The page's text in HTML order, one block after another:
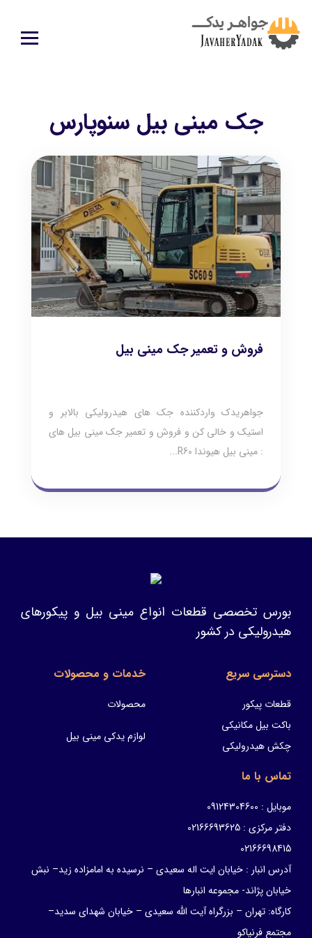
جک مینی بیل سنوپارس
فروش و تعمیر جک مینی بیل
جواهریدک واردکننده جک های هیدرولیکی بالابر و
استیک و خالی کن و فروش و تعمیر جک مینی بیل های
: مینی بیل هیوندا R60...
بورس تخصصی قطعات انواع مینی بیل و پیکورهای
هیدرولیکی در کشور
دسترسی سریع
قطعات پیکور
باکت بیل مکانیکی
چکش هیدرولیکی
خدمات و محصولات
محصولات
لوازم یدکی مینی بیل
تماس با ما
موبایل : 09124304600
دفتر مرکزی : 02166693625
02166698415
آدرس انبار : خیابان ایت اله سعیدی – نرسیده به امامزاده زید– نبش
خیابان پژاند- مجموعه انبارها
کارگاه: تهران – بزرگراه آیت الله سعیدی – خیابان شهدای سدید–
مجتمع فرنیاکو